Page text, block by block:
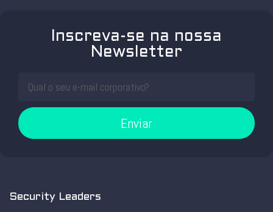
Inscreva-se na nossa
Newsletter
Enviar
Security Leaders